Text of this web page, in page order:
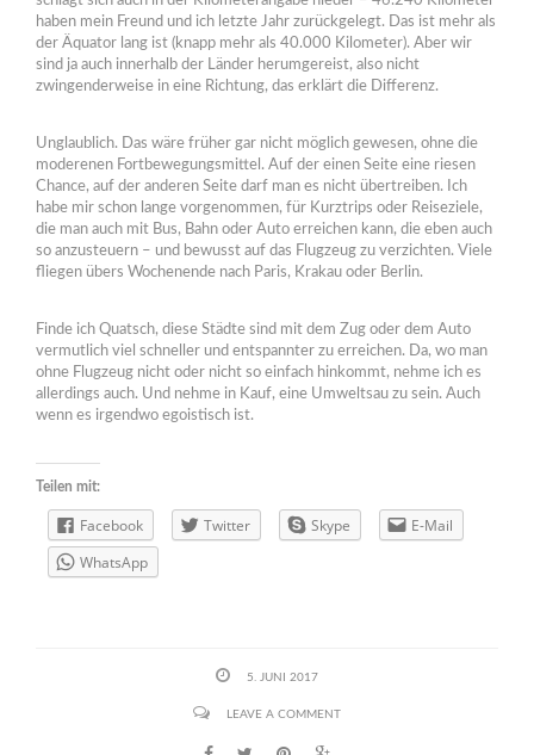
haben mein Freund und ich letzte Jahr zurückgelegt. Das ist mehr als
der Äquator lang ist (knapp mehr als 40.000 Kilometer). Aber wir
sind ja auch innerhalb der Länder herumgereist, also nicht
zwingenderweise in eine Richtung, das erklärt die Differenz.
Unglaublich. Das wäre früher gar nicht möglich gewesen, ohne die
moderenen Fortbewegungsmittel. Auf der einen Seite eine riesen
Chance, auf der anderen Seite darf man es nicht übertreiben. Ich
habe mir schon lange vorgenommen, für Kurztrips oder Reiseziele,
die man auch mit Bus, Bahn oder Auto erreichen kann, die eben auch
so anzusteuern – und bewusst auf das Flugzeug zu verzichten. Viele
fliegen übers Wochenende nach Paris, Krakau oder Berlin.
Finde ich Quatsch, diese Städte sind mit dem Zug oder dem Auto
vermutlich viel schneller und entspannter zu erreichen. Da, wo man
ohne Flugzeug nicht oder nicht so einfach hinkommt, nehme ich es
allerdings auch. Und nehme in Kauf, eine Umweltsau zu sein. Auch
wenn es irgendwo egoistisch ist.
Teilen mit:
Facebook Twitter Skype
E-Mail
WhatsApp
5. JUNI 2017
LEAVE A COMMENT